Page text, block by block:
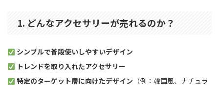
1. どんなアクセサリーが売れるのか？
シンプルで普段使いしやすいデザイン
トレンドを取り入れたアクセサリー
特定のターゲット層に向けたデザイン （例：韓国風、ナチュラ